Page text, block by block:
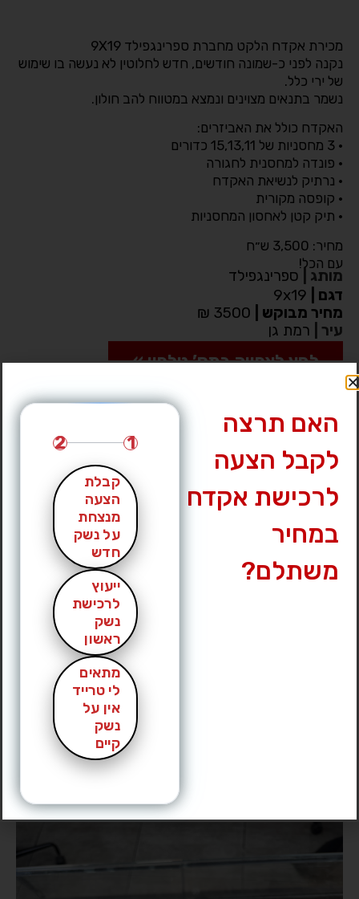
מכירת אקדח הלקט מחברת ספרינגפילד 9X19
נקנה לפני כ-שמונה חודשים, חדש לחלוטין לא נעשה בו שימוש
של ירי כלל.
נשמר בתנאים מצוינים ונמצא במטווח להב חולון.
האקדח כולל את האביזרים:
• 3 מחסניות של 15,13,11 כדורים
• פונדה למחסנית לחגורה
• נרתיק לנשיאת האקדח
• קופסה מקורית
• ⁠תיק קטן לאחסון המחסניות
מחיר: 3,500 ש״ח
עם הכל!
מותג
ספרינגפילד
דגם
מחיר מבוקש
עיר
רמת גן
לחץ לצפייה במס’ טלפון »
האם תרצה
לקבל הצעה
לרכישת אקדח
במחיר
משתלם?
1
2
קבלת
הצעה
מנצחת
על נשק
חדש
ייעוץ
לרכישת
נשק
ראשון
מתאים
לי טרייד
אין על
נשק
קיים